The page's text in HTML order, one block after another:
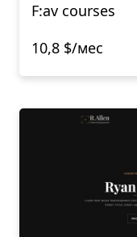
F:av courses
10,8 $/мес